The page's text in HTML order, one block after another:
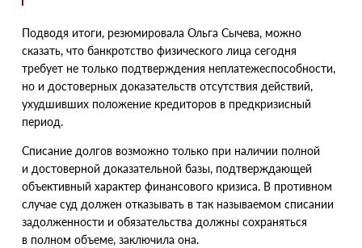
Подводя итоги, резюмировала Ольга Сычева, можно
сказать, что банкротство физического лица сегодня
требует не только подтверждения неплатежеспособности,
но и достоверных доказательств отсутствия действий,
ухудшивших положение кредиторов в предкризисный
период.
Списание долгов возможно только при наличии полной
и достоверной доказательной базы, подтверждающей
объективный характер финансового кризиса. В противном
случае суд должен отказывать в так называемом списании
задолженности и обязательства должны сохраняться
в полном объеме, заключила она.